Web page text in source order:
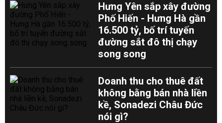
Hưng Yên sắp xây đường
Phố Hiến - Hưng Hà gần
16.500 tỷ, bố trí tuyến
đường sắt đô thị chạy
song song
Doanh thu cho thuê đất
không bằng bán nhà liền
kề, Sonadezi Châu Đức
nói gì?